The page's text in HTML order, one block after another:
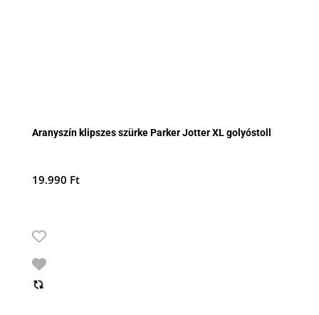
Aranyszín klipszes szürke Parker Jotter XL golyóstoll
19.990 Ft